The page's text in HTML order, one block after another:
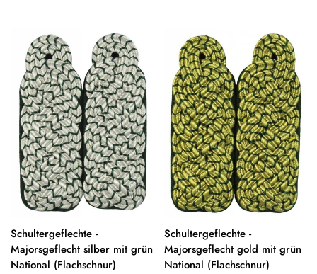
Schultergeflechte -
Majorsgeflecht silber mit grün
National (Flachschnur)
Schultergeflechte -
Majorsgeflecht gold mit grün
National (Flachschnur)